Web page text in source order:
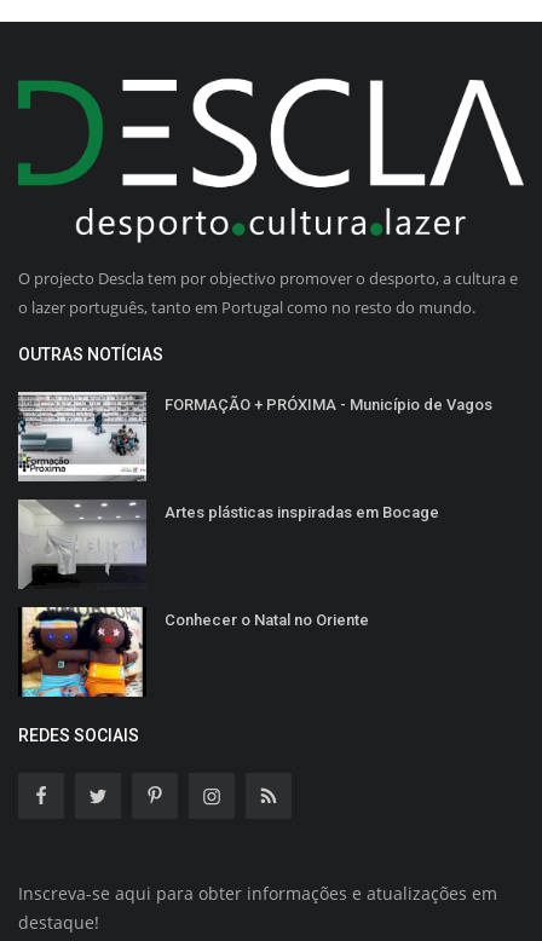
O projecto Descla tem por objectivo promover o desporto, a cultura e
o lazer português, tanto em Portugal como no resto do mundo.
OUTRAS NOTÍCIAS
FORMAÇÃO + PRÓXIMA - Município de Vagos
Artes plásticas inspiradas em Bocage
Conhecer o Natal no Oriente
REDES SOCIAIS
Inscreva-se aqui para obter informações e atualizações em
destaque!